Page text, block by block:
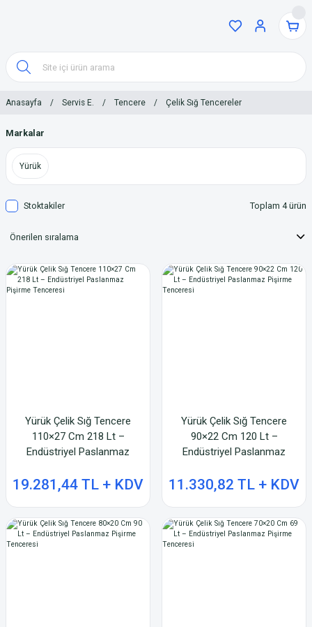
Anasayfa Servis E. Tencere Çelik Sığ Tencereler
Markalar
Yürük
Stoktakiler Toplam 4 ürün
Yürük Çelik Sığ Tencere
110×27 Cm 218 Lt –
Endüstriyel Paslanmaz
19.281,44 TL + KDV
Yürük Çelik Sığ Tencere
90×22 Cm 120 Lt –
Endüstriyel Paslanmaz
11.330,82 TL + KDV